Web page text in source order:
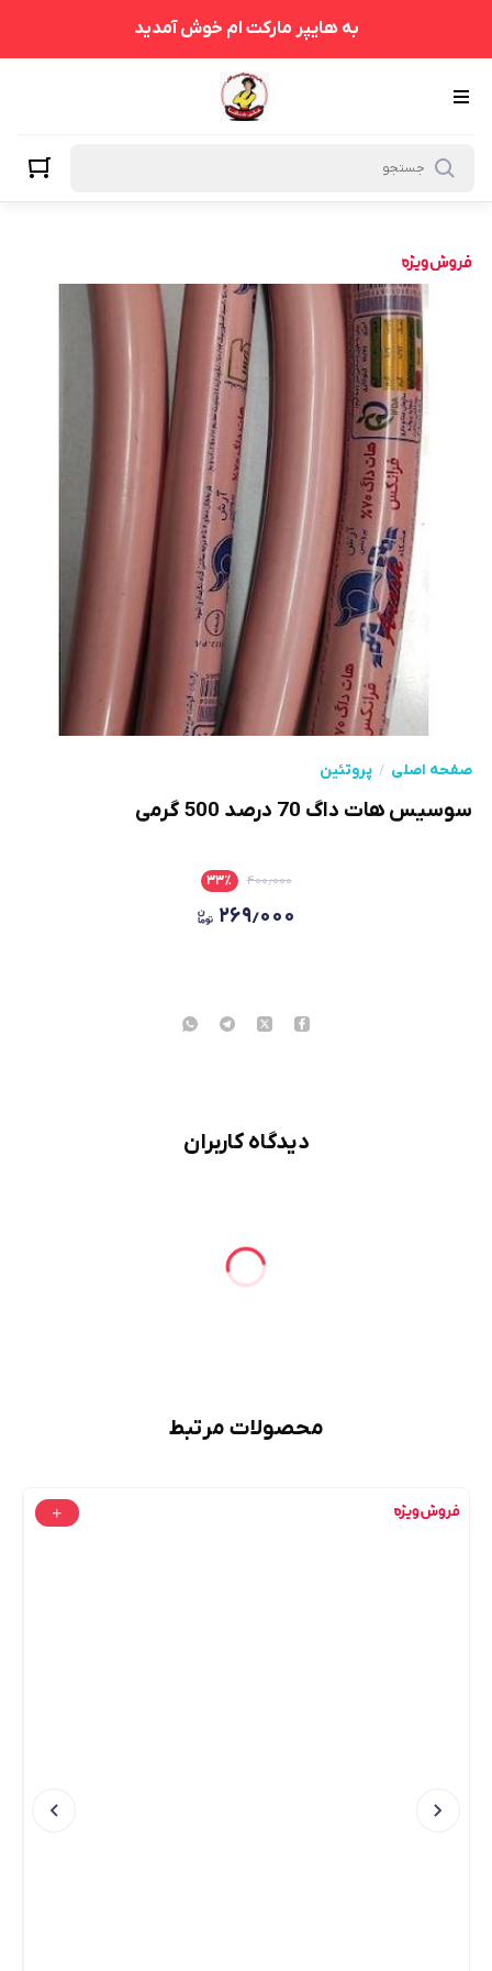
به هایپر مارکت ام خوش آمدید
صفحه اصلی پروتئین
سوسیس هات داگ 70 درصد 500 گرمی
۴۰۰٫۰۰۰ ۳۳٪
۲۶۹٫۰۰۰
دیدگاه کاربران
محصولات مرتبط